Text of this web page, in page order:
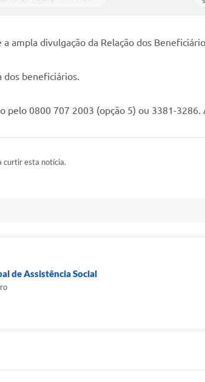
ampla divulgação da Relação dos
dos beneficiários.
0800 707 2003 (opção 5) ou 3381-3286.
curtir esta notícia.
de Assistência Social